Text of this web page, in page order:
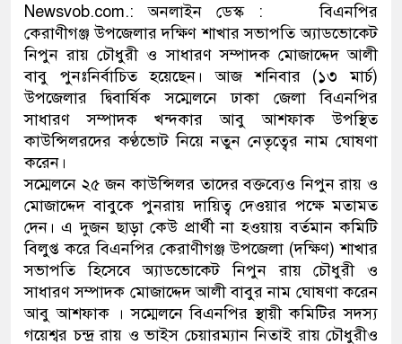
২৮ লাখ টাকার জাল নোটসহ
থানা পুলিশ
যেকোনো সময় বেনজীরের
নেতৃত্ব ও গণতন্ত্রের মূর্তমান
Newsvob.com.: অনলাইন ডেস্ক : বিএনপির
কেরাণীগঞ্জ উপজেলার দক্ষিণ শাখার সভাপতি অ্যাডভোকেট
নিপুন রায় চৌধুরী ও সাধারণ সম্পাদক মোজাদ্দেদ আলী
বাবু পুনঃনির্বাচিত হয়েছেন। আজ শনিবার (১৩ মার্চ)
উপজেলার দ্বিবার্ষিক সম্মেলনে ঢাকা জেলা বিএনপির
সাধারণ সম্পাদক খন্দকার আবু আশফাক উপস্থিত
কাউন্সিলরদের কণ্ঠভোট নিয়ে নতুন নেতৃত্বের নাম ঘোষণা
করেন।
সম্মেলনে ২৫ জন কাউন্সিলর তাদের বক্তব্যেও নিপুন রায় ও
মোজাদ্দেদ বাবুকে পুনরায় দায়িত্ব দেওয়ার পক্ষে মতামত
দেন। এ দুজন ছাড়া কেউ প্রার্থী না হওয়ায় বর্তমান কমিটি
বিলুপ্ত করে বিএনপির কেরাণীগঞ্জ উপজেলা (দক্ষিণ) শাখার
সভাপতি হিসেবে অ্যাডভোকেট নিপুন রায় চৌধুরী ও
সাধারণ সম্পাদক মোজাদ্দেদ আলী বাবুর নাম ঘোষণা করেন
আবু আশফাক । সম্মেলনে বিএনপির স্থায়ী কমিটির সদস্য
গয়েশ্বর চন্দ্র রায় ও ভাইস চেয়ারম্যান নিতাই রায় চৌধুরীও